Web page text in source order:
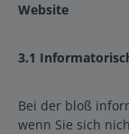
Website
3.1
Bei der bloß
wenn Sie sich